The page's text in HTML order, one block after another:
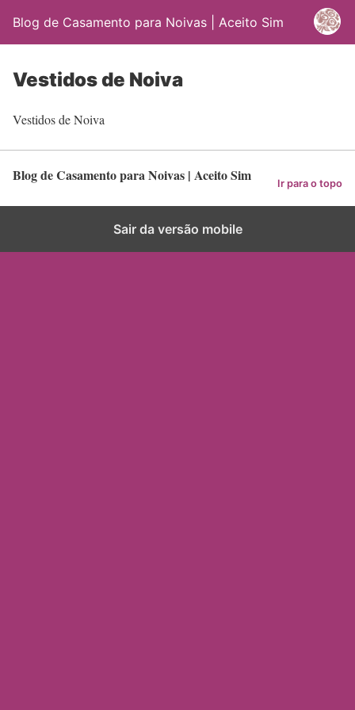
Blog de Casamento para Noivas | Aceito Sim
Vestidos de Noiva
Vestidos de Noiva
Blog de Casamento para Noivas | Aceito Sim Ir para o topo
Sair da versão mobile